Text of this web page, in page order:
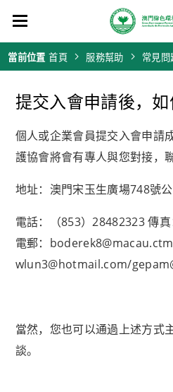
當前位置 首頁 服務幫助 常見問
提交入會申請後，如
個人或企業會員提交入會申請
護協會將會有專人與您對接，
地址：澳門宋玉生廣場748號
電話：（853）28482323 傳
電郵：
wlun3@hotmail.com/
當然，您也可以通過上述方式
談。